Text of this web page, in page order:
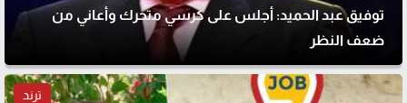
توفيق عبد الحميد: أجلس على كرسي متحرك وأعاني من
ضعف النظر
ترند